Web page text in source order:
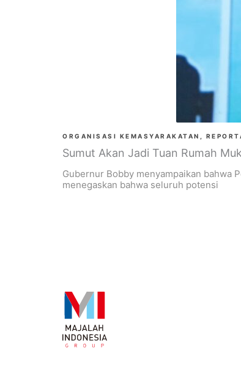
ORGANISASI KEMASYARAKATAN
Sumut Akan Jadi Tuan Rumah
Gubernur Bobby menyampaikan bahwa
menegaskan bahwa seluruh potensi